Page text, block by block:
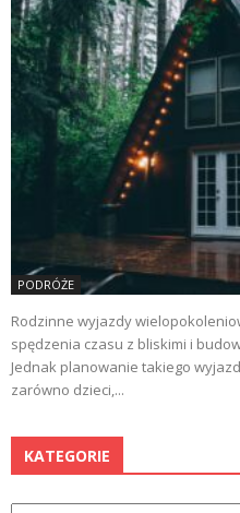
PODRÓŻE
Rodzinne wyjazdy
spędzenia czasu z bliskimi i
Jednak planowanie takiego
zarówno dzieci,...
KATEGORIE
Kategorie